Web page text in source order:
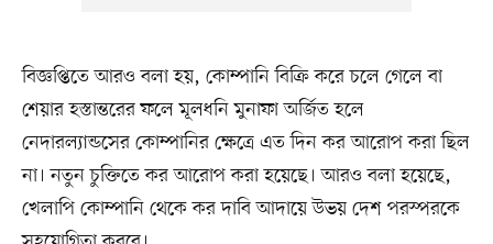
বিজ্ঞপ্তিতে আরও বলা হয়, কোম্পানি বিক্রি করে চলে গেলে বা
শেয়ার হস্তান্তরের ফলে মূলধনি মুনাফা অর্জিত হলে
নেদারল্যান্ডসের কোম্পানির ক্ষেত্রে এত দিন কর আরোপ করা ছিল
না। নতুন চুক্তিতে কর আরোপ করা হয়েছে। আরও বলা হয়েছে,
খেলাপি কোম্পানি থেকে কর দাবি আদায়ে উভয় দেশ পরস্পরকে